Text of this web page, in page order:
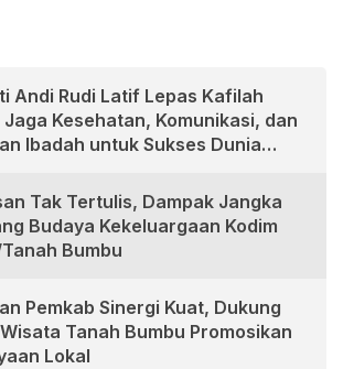
Andi Rudi Latif Lepas Kafilah
Jaga Kesehatan, Komunikasi, dan
Ibadah untuk Sukses Dunia
Tak Tertulis, Dampak Jangka
Budaya Kekeluargaan Kodim
Bumbu
Pemkab Sinergi Kuat, Dukung
Tanah Bumbu Promosikan
Lokal